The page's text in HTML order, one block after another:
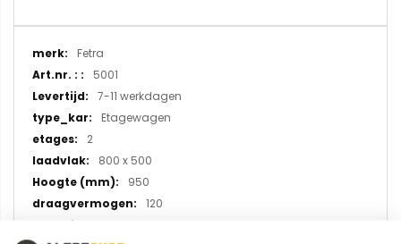
Meer
informatie
Fetra
5001
7-11 werkdagen
Etagewagen
2
800 x 500
950
120